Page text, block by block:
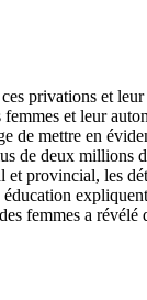
privations et
et leur
mettre en
de deux millions
provincial, les
femmes a